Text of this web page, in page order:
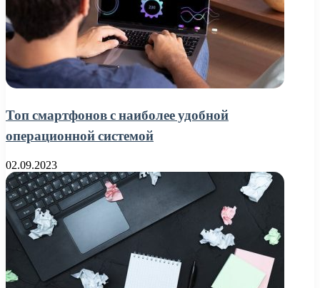
Топ смартфонов с наиболее удобной
операционной системой
02.09.2023